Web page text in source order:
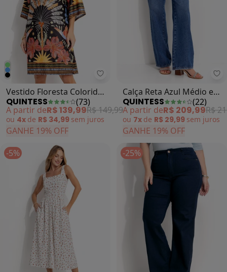
Quintess - Vestido Floresta
Vestido Floresta Colorida
em Malha Fria
QUINTESS (73)
A partir deR$ 139,99R$ 149,99
ou 4x de R$ 34,99 sem juros
GANHE 19% OFF
Calça Reta Azul Médio em
Jeans
QUINTESS (22)
A partir deR$ 209,99R$
ou 7x de R$ 29,99 sem juros
GANHE 19% OFF
-5%
-25%